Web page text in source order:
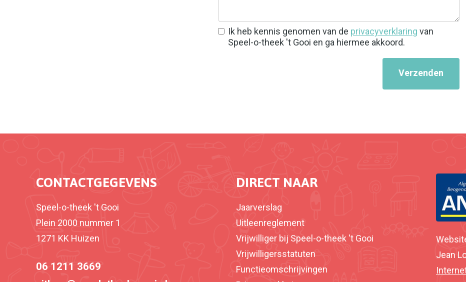
Ik heb kennis genomen van de privacyverklaring van
Speel-o-theek 't Gooi en ga hiermee akkoord.
Verzenden
CONTACTGEGEVENS
Speel-o-theek 't Gooi
Plein 2000 nummer 1
1271 KK Huizen
06 1211 3669
DIRECT NAAR
Jaarverslag
Uitleenreglement
Vrijwilliger bij Speel-o-theek 't Gooi
Vrijwilligersstatuten
Functieomschrijvingen
Jean